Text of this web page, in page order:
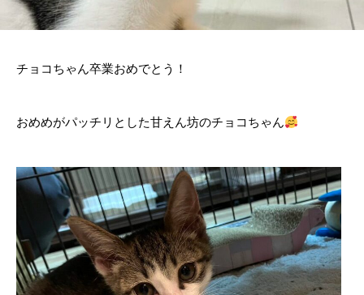
チョコちゃん卒業おめでとう！
おめめがパッチリとした甘えん坊のチョコちゃん